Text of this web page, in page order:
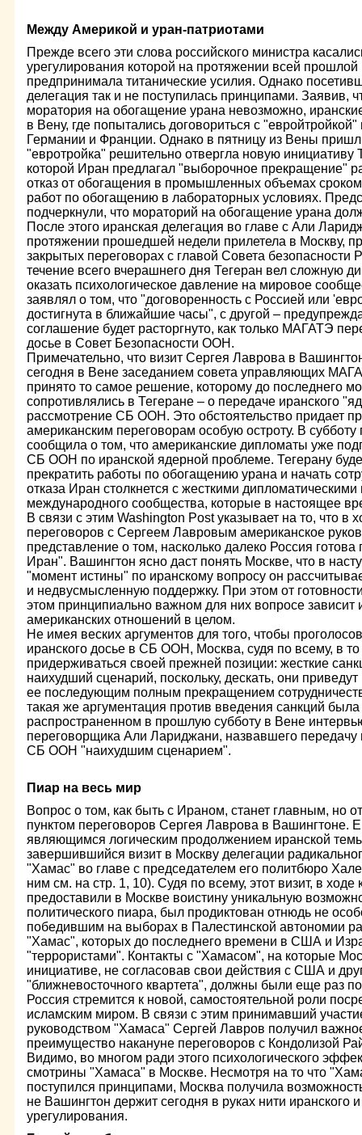
Между Америкой и уран-патриотами
Прежде всего эти слова российского министра
урегулирования которой на протяжении всей
предпринимала титанические усилия. Однако
делегация так и не поступилась принципами. Заявив,
моратория на обогащение урана невозможно,
в Вену, где попытались договориться с
Германии и Франции. Однако в пятницу из Вены
"евротройка" решительно отвергла новую инициативу
которой Иран предлагал "выборочное прекращение"
отказ от обогащения в промышленных объемах
работ по обогащению в лабораторных условиях.
подчеркнули, что мораторий на обогащение урана
После этого иранская делегация во главе с Али
протяжении прошедшей недели прилетела в Москву,
закрытых переговорах с главой Совета
течение всего вчерашнего дня Тегеран вел сложную
оказать психологическое давление на мировое
заявлял о том, что "договоренность с Россией или
достигнута в ближайшие часы", с другой –
соглашение будет расторгнуто, как только МАГАТЭ
досье в Совет Безопасности ООН.
Примечательно, что визит Сергея Лаврова в
сегодня в Вене заседанием совета управляющих
принято то самое решение, которому до последнего
сопротивлялись в Тегеране – о передаче иранского
рассмотрение СБ ООН. Это обстоятельство придает
американским переговорам особую остроту. В субботу
сообщила о том, что американские дипломаты уже
СБ ООН по иранской ядерной проблеме. Тегерану
прекратить работы по обогащению урана и начать
отказа Иран столкнется с жесткими
международного сообщества, которые в настоящее
В связи с этим Washington Post указывает на то, что в
переговоров с Сергеем Лавровым американское
представление о том, насколько далеко Россия
Иран". Вашингтон ясно даст понять Москве, что в
"момент истины" по иранскому вопросу он
и недвусмысленную поддержку. При этом от
этом принципиально важном для них вопросе зависит
американских отношений в целом.
Не имея веских аргументов для того, чтобы
иранского досье в СБ ООН, Москва, судя по всему, в
придерживаться своей прежней позиции: жесткие
наихудший сценарий, поскольку, дескать, они
ее последующим полным прекращением
такая же аргументация против введения санкций
распространенном в прошлую субботу в Вене
переговорщика Али Лариджани, назвавшего передачу
СБ ООН "наихудшим сценарием".
Пиар на весь мир
Вопрос о том, как быть с Ираном, станет главным, но
пунктом переговоров Сергея Лаврова в Вашингтоне.
являющимся логическим продолжением иранской
завершившийся визит в Москву делегации
"Хамас" во главе с председателем его политбюро
ним см. на стр. 1, 10). Судя по всему, этот визит, в ходе
предоставили в Москве воистину уникальную
политического пиара, был продиктован отнюдь не
победившим на выборах в Палестинской автономии
"Хамас", которых до последнего времени в США и
"террористами". Контакты с "Хамасом", на которые
инициативе, не согласовав свои действия с США и
"ближневосточного квартета", должны были еще раз
Россия стремится к новой, самостоятельной роли
исламским миром. В связи с этим принимавший
руководством "Хамаса" Сергей Лавров получил
преимущество накануне переговоров с Кондолизой
Видимо, во многом ради этого психологического
смотрины "Хамаса" в Москве. Несмотря на то что
поступился принципами, Москва получила
не Вашингтон держит сегодня в руках нити иранского
урегулирования.